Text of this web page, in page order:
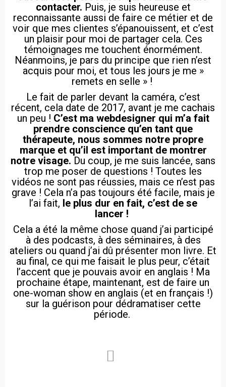
contacter. Puis, je suis heureuse et
reconnaissante aussi de faire ce métier et de
voir que mes clientes s’épanouissent, et c’est
un plaisir pour moi de partager cela. Ces
témoignages me touchent énormément.
Néanmoins, je pars du principe que rien n’est
acquis pour moi, et tous les jours je me »
remets en selle » !
Le fait de parler devant la caméra, c’est
récent, cela date de 2017, avant je me cachais
un peu ! C’est ma webdesigner qui m’a fait
prendre conscience qu’en tant que
thérapeute, nous sommes notre propre
marque et qu’il est important de montrer
notre visage. Du coup, je me suis lancée, sans
trop me poser de questions ! Toutes les
vidéos ne sont pas réussies, mais ce n’est pas
grave ! Cela n’a pas toujours été facile, mais je
l’ai fait, le plus dur en fait, c’est de se
lancer !
Cela a été la même chose quand j’ai participé
à des podcasts, à des séminaires, à des
ateliers ou quand j’ai dû présenter mon livre. Et
au final, ce qui me faisait le plus peur, c’était
l’accent que je pouvais avoir en anglais ! Ma
prochaine étape, maintenant, est de faire un
one-woman show en anglais (et en français !)
sur la guérison pour dédramatiser cette
période.